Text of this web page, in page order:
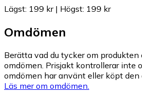
Lägst: 199 kr| Högst: 199 kr
Omdömen
Berätta vad du tycker om produkten
omdömen. Prisjakt kontrollerar inte
omdömen har använt eller köpt den
Läs mer om omdömen.